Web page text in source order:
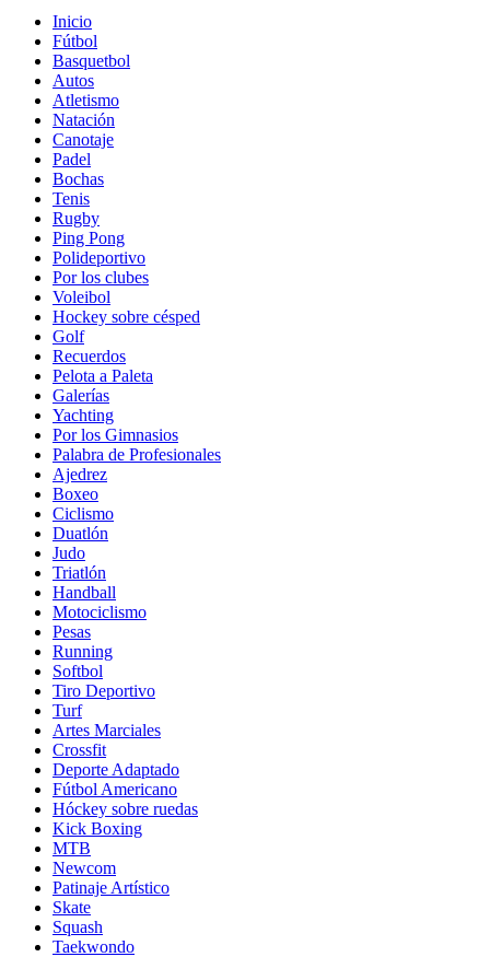
Inicio
Fútbol
Basquetbol
Autos
Atletismo
Natación
Canotaje
Padel
Bochas
Tenis
Rugby
Ping Pong
Polideportivo
Por los clubes
Voleibol
Hockey sobre césped
Golf
Recuerdos
Pelota a Paleta
Galerías
Yachting
Por los Gimnasios
Palabra de Profesionales
Ajedrez
Boxeo
Ciclismo
Duatlón
Judo
Triatlón
Handball
Motociclismo
Pesas
Running
Softbol
Tiro Deportivo
Turf
Artes Marciales
Crossfit
Deporte Adaptado
Fútbol Americano
Hóckey sobre ruedas
Kick Boxing
MTB
Newcom
Patinaje Artístico
Skate
Squash
Taekwondo